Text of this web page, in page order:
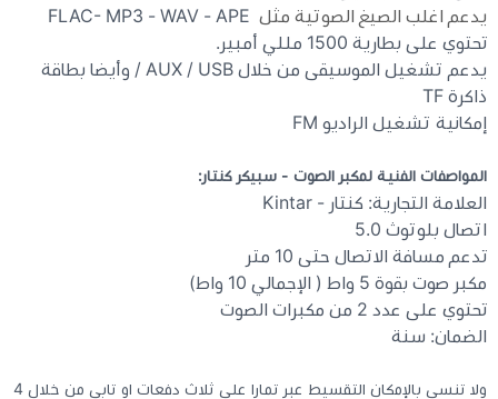
يدعم اغلب الصيغ الصوتية مثلFLAC- MP3 - WAV - APE
تحتوي على بطارية 1500 مللي أمبير.
يدعم تشغيل الموسيقى من خلال AUX / USB / وأيضا بطاقة
ذاكرة TF
إمكانية تشغيل الراديو FM
المواصفات الفنية لمكبر الصوت - سبيكر كنتار:
العلامة التجارية: كنتار - Kintar
اتصال بلوتوث 5.0
تدعم مسافة الاتصال حتى 10 متر
مكبر صوت بقوة 5 واط ( الإجمالي 10 واط)
تحتوي على عدد 2 من مكبرات الصوت
الضمان: سنة
ولا تنسى بالإمكان التقسيط عبر تمارا على ثلاث دفعات او تابي من خلال 4